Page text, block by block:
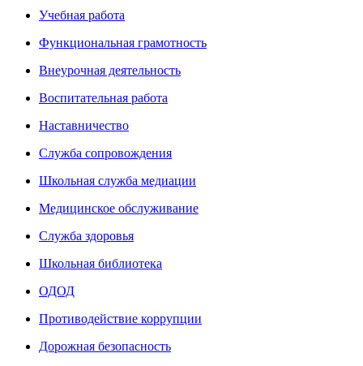
Учебная работа
Функциональная грамотность
Внеурочная деятельность
Воспитательная работа
Наставничество
Служба сопровождения
Школьная служба медиации
Медицинское обслуживание
Служба здоровья
Школьная библиотека
ОДОД
Противодействие коррупции
Дорожная безопасность